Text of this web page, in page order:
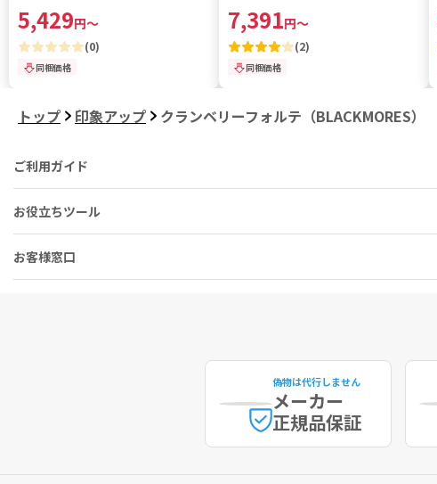
5,429円～
(0)
同梱価格
7,391円～
(2)
同梱価格
トップ 印象アップ クランベリーフォルテ（BLACKMORES）
ご利用ガイド
お役立ちツール
お客様窓口
偽物は代行しません
メーカー
正規品保証